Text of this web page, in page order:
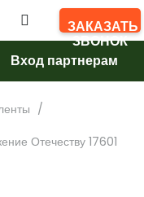
ЗАКАЗАТЬ
ЗВОНОК
Вход партнерам
/
Отечеству 17601